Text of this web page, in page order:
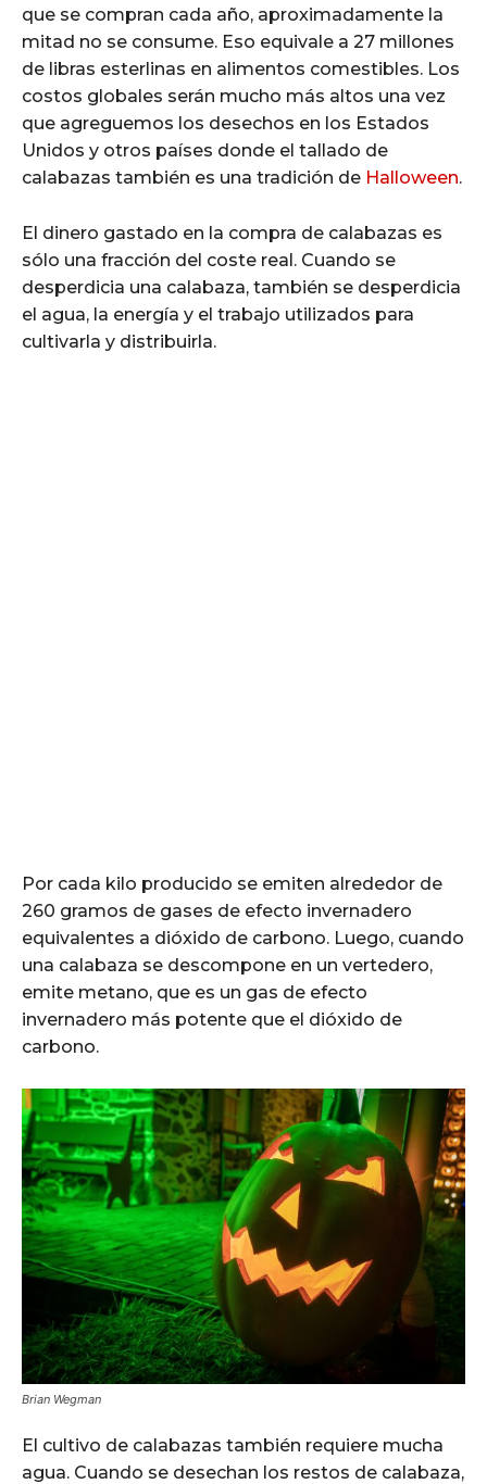
que se compran cada año, aproximadamente la
mitad no se consume. Eso equivale a 27 millones
de libras esterlinas en alimentos comestibles. Los
costos globales serán mucho más altos una vez
que agreguemos los desechos en los Estados
Unidos y otros países donde el tallado de
calabazas también es una tradición de Halloween.
El dinero gastado en la compra de calabazas es
sólo una fracción del coste real. Cuando se
desperdicia una calabaza, también se desperdicia
el agua, la energía y el trabajo utilizados para
cultivarla y distribuirla.
Por cada kilo producido se emiten alrededor de
260 gramos de gases de efecto invernadero
equivalentes a dióxido de carbono. Luego, cuando
una calabaza se descompone en un vertedero,
emite metano, que es un gas de efecto
invernadero más potente que el dióxido de
carbono.
Brian Wegman
El cultivo de calabazas también requiere mucha
agua. Cuando se desechan los restos de calabaza,